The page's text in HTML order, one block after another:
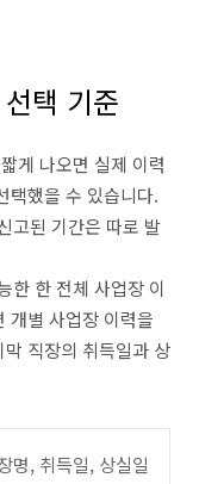
택 기준
게 나오면 실제 이력
택했을 수 있습니다.
고된 기간은 따로 발
한 한 전체 사업장 이
개별 사업장 이력을
직장의 취득일과 상
명, 취득일, 상실일